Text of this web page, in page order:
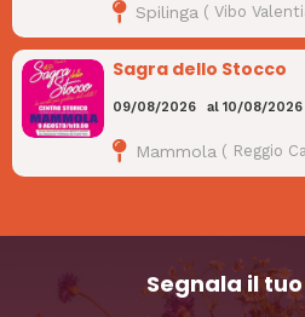
Spilinga (Vibo
Sagra dello Stocco
09/08/2026 al10/08/2026
Mammola ( Reggio
Segnala il